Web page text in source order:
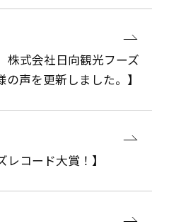
株式会社日向観光フーズ
声を更新しました。】
レコード大賞！】